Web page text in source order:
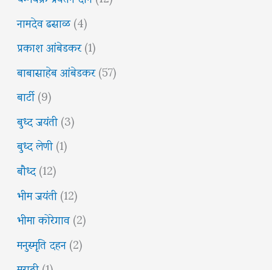
नामदेव ढसाळ(4)
प्रकाश आंबेडकर(1)
बाबासाहेब आंबेडकर(57)
बार्टी(9)
बुध्द जयंती(3)
बुध्द लेणी(1)
बौध्द(12)
भीम जयंती(12)
भीमा कोरेगाव(2)
मनुस्मृति दहन(2)